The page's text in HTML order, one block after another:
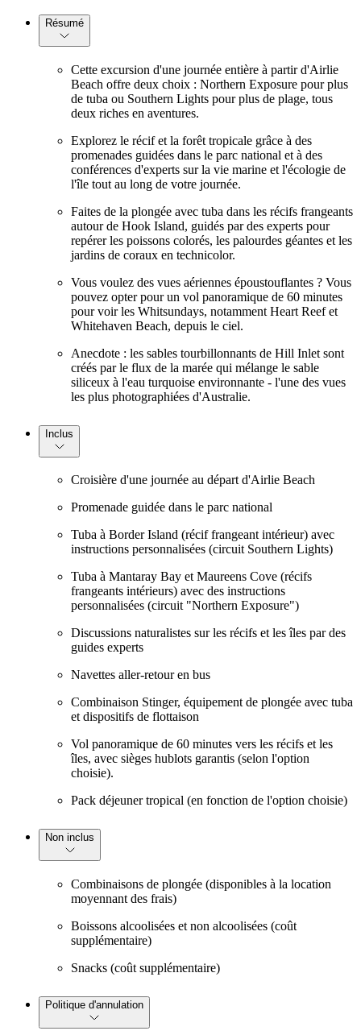
Résumé
Cette excursion d'une journée entière à partir d'Airlie
Beach offre deux choix : Northern Exposure pour plus
de tuba ou Southern Lights pour plus de plage, tous
deux riches en aventures.
Explorez le récif et la forêt tropicale grâce à des
promenades guidées dans le parc national et à des
conférences d'experts sur la vie marine et l'écologie de
l'île tout au long de votre journée.
Faites de la plongée avec tuba dans les récifs frangeants
autour de Hook Island, guidés par des experts pour
repérer les poissons colorés, les palourdes géantes et les
jardins de coraux en technicolor.
Vous voulez des vues aériennes époustouflantes ? Vous
pouvez opter pour un vol panoramique de 60 minutes
pour voir les Whitsundays, notamment Heart Reef et
Whitehaven Beach, depuis le ciel.
Anecdote : les sables tourbillonnants de Hill Inlet sont
créés par le flux de la marée qui mélange le sable
siliceux à l'eau turquoise environnante - l'une des vues
les plus photographiées d'Australie.
Inclus
Croisière d'une journée au départ d'Airlie Beach
Promenade guidée dans le parc national
Tuba à Border Island (récif frangeant intérieur) avec
instructions personnalisées (circuit Southern Lights)
Tuba à Mantaray Bay et Maureens Cove (récifs
frangeants intérieurs) avec des instructions
personnalisées (circuit "Northern Exposure")
Discussions naturalistes sur les récifs et les îles par des
guides experts
Navettes aller-retour en bus
Combinaison Stinger, équipement de plongée avec tuba
et dispositifs de flottaison
Vol panoramique de 60 minutes vers les récifs et les
îles, avec sièges hublots garantis (selon l'option
choisie).
Pack déjeuner tropical (en fonction de l'option choisie)
Non inclus
Combinaisons de plongée (disponibles à la location
moyennant des frais)
Boissons alcoolisées et non alcoolisées (coût
supplémentaire)
Snacks (coût supplémentaire)
Politique d'annulation